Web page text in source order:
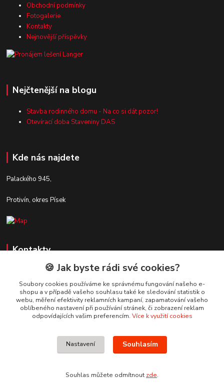
Obchodní podmínky
Fotogalerie
Kontakty
Nejnovější příspěvky
Nejčtenější na blogu
Stavba rodinného domu - Na co si dát pozor!
Otevírací doba Staveniny DAS
Kde nás najdete
Palackého 945,
Protivín, okres Písek
Kontakty
Zákaznická podpora Stavby DaS
+420 720 190 190
(Po-Pá, 7-16 hod.)
info@stavbydas.cz
🍪 Jak byste rádi své cookies?
Soubory cookies používáme ke správnému fungování našeho e-
shopu a v případě vašeho souhlasu také ke sledování statistik o
webu, měření efektivity reklamních kampaní, zapamatování vašeho
oblíbeného nastavení při používání stránek, či zobrazení reklam
odpovídajících vašim preferencím. Více k využití cookies
Nastavení Souhlasím
Souhlas můžete odmítnout zde.